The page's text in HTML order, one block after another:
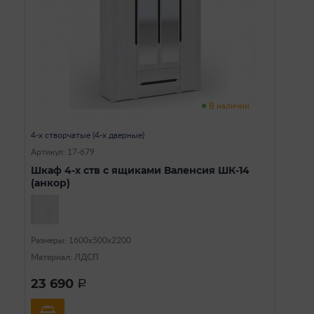
В наличии
4-х створчатые (4-х дверные)
Артикул: 17-679
Шкаф 4-х ств с ящиками Валенсия ШК-14
(анкор)
Размеры: 1600х500х2200
Материал: ЛДСП
23 690 a